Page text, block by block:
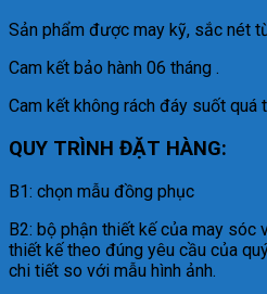
Sản phẩm được may kỹ, sắc nét
Cam kết bảo hành 06 tháng .
Cam kết không rách đáy suốt quá
QUY TRÌNH ĐẶT HÀNG:
B1: chọn mẫu đồng phục
B2: bộ phận thiết kế của may sóc
thiết kế theo đúng yêu cầu của
chi tiết so với mẫu hình ảnh.